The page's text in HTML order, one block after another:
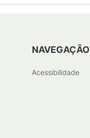
NAVEGAÇÃO
Acessibilidade